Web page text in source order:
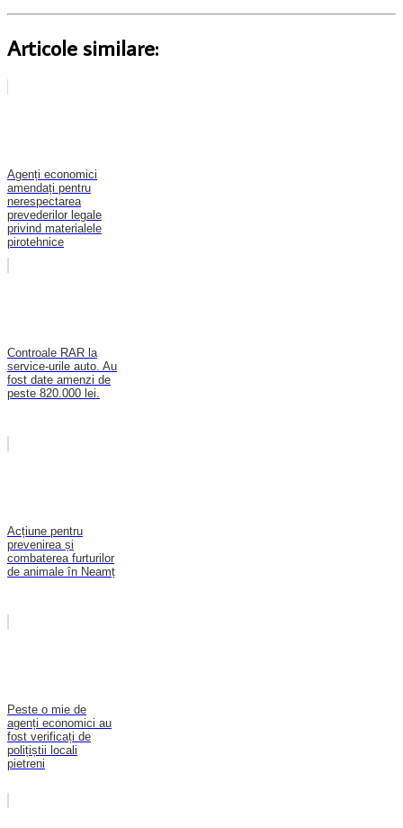
Articole similare:
Agenți economici
amendați pentru
nerespectarea
prevederilor legale
privind materialele
pirotehnice
Controale RAR la
service-urile auto. Au
fost date amenzi de
peste 820.000 lei.
Acțiune pentru
prevenirea și
combaterea furturilor
de animale în Neamț
Peste o mie de
agenți economici au
fost verificați de
polițiștii locali
pietreni